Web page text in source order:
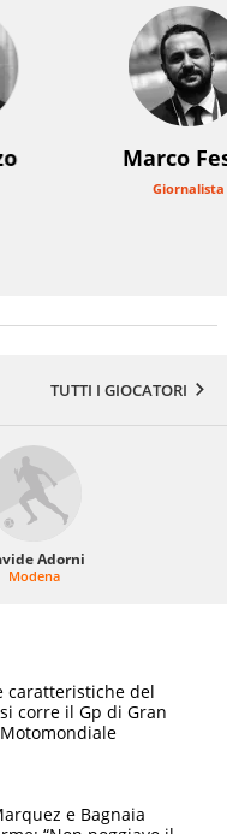
Marco
Giornalista
TUTTI I GIOCATORI
Adorni
Modena
caratteristiche del
corre il Gp di Gran
e Bagnaia